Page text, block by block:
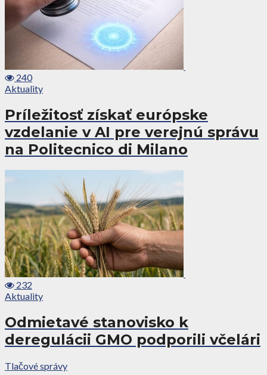
240
Aktuality
Príležitosť získať európske
vzdelanie v AI pre verejnú správu
na Politecnico di Milano
232
Aktuality
Odmietavé stanovisko k
deregulácii GMO podporili včelári
Tlačové správy